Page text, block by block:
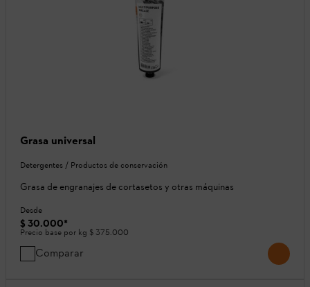
Grasa universal
Detergentes / Productos de conservación
Grasa de engranajes de cortasetos y otras máquinas
Desde
$ 30.000*
Precio base por kg $ 375.000
Comparar